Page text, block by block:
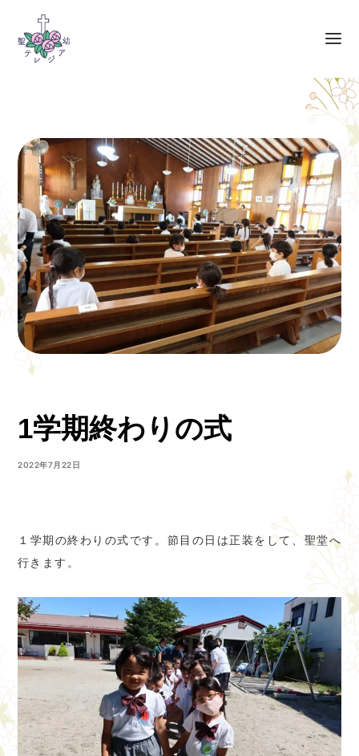
1学期終わりの式
2022年7月22日
１学期の終わりの式です。節目の日は正装をして、聖堂へ
行きます。